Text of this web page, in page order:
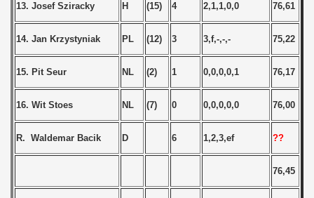
13. Josef Sziracky H (15) 4 2,1,1,0,0 76,61
14. Jan Krzystyniak PL (12) 3 3,f,-,-,- 75,22
15. Pit Seur NL (2) 1 0,0,0,0,1 76,17
16. Wit Stoes NL (7) 0 0,0,0,0,0 76,00
R. Waldemar Bacik D 6 1,2,3,ef ??
76,45
- 2018
- 2017
- 2019
- 2020
- 2023